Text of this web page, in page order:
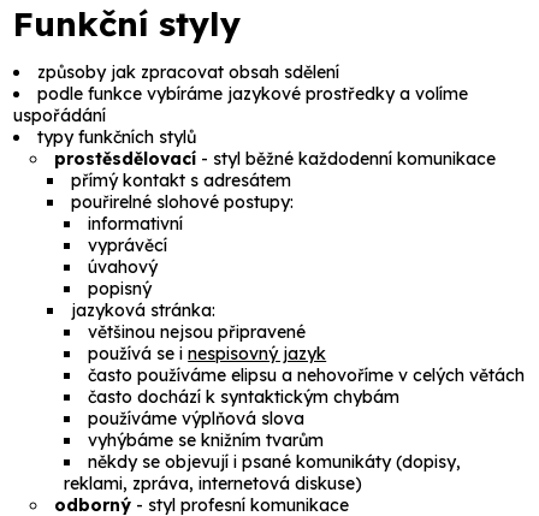
Funkční styly
způsoby jak zpracovat obsah sdělení
podle funkce vybíráme jazykové prostředky a volíme
uspořádání
typy funkčních stylů
prostěsdělovací - styl běžné každodenní komunikace
přímý kontakt s adresátem
pouřirelné slohové postupy:
informativní
vyprávěcí
úvahový
popisný
jazyková stránka:
většinou nejsou připravené
používá se inespisovný jazyk
často používámeelipsu a nehovoříme v celých větách
často dochází k syntaktickým chybám
používáme výplňová slova
vyhýbáme se knižním tvarům
někdy se objevují i psané komunikáty (dopisy,
reklami, zpráva, internetová diskuse)
odborný - styl profesní komunikace